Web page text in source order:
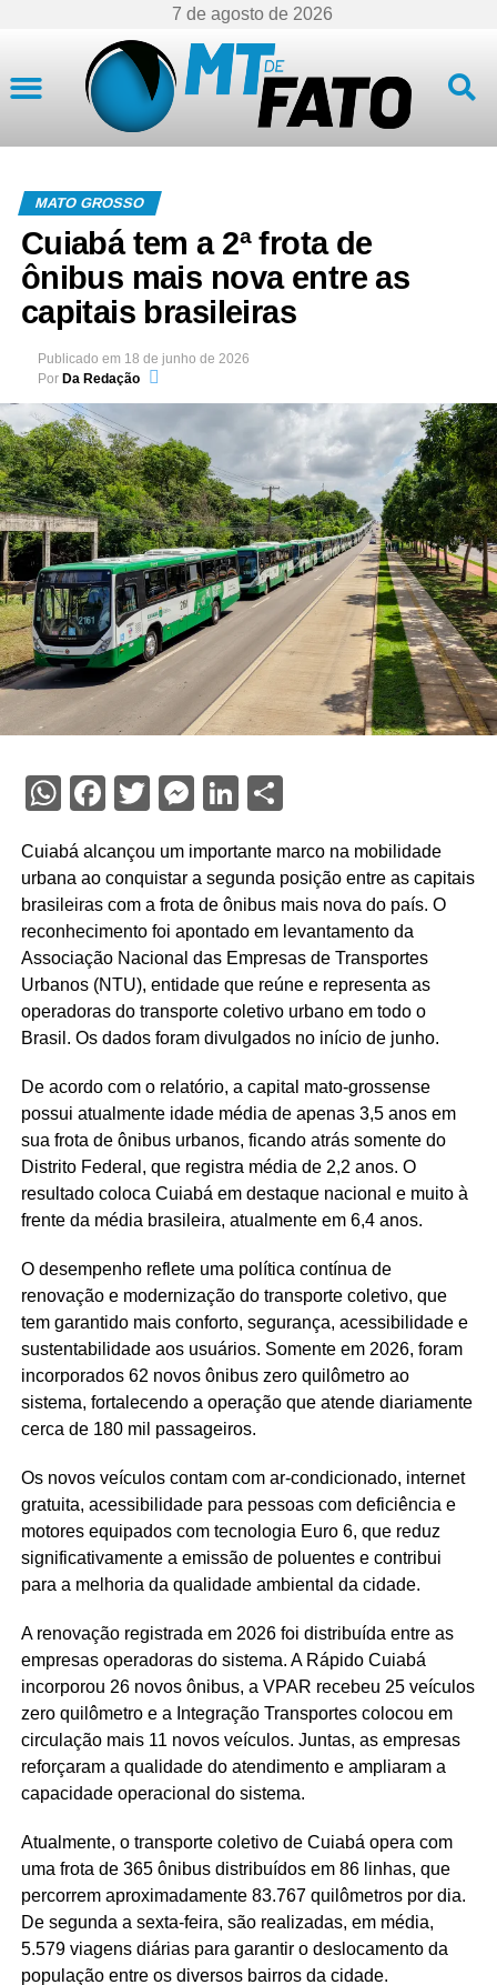
7 de agosto de 2026
MATO GROSSO
Cuiabá tem a 2ª frota de
ônibus mais nova entre as
capitais brasileiras
Publicado em 18 de junho de 2026
Por Da Redação
WhatsApp
Facebook
Twitter
Messenger
LinkedIn
Share
Cuiabá alcançou um importante marco na mobilidade
urbana ao conquistar a segunda posição entre as capitais
brasileiras com a frota de ônibus mais nova do país. O
reconhecimento foi apontado em levantamento da
Associação Nacional das Empresas de Transportes
Urbanos (NTU), entidade que reúne e representa as
operadoras do transporte coletivo urbano em todo o
Brasil. Os dados foram divulgados no início de junho.
De acordo com o relatório, a capital mato-grossense
possui atualmente idade média de apenas 3,5 anos em
sua frota de ônibus urbanos, ficando atrás somente do
Distrito Federal, que registra média de 2,2 anos. O
resultado coloca Cuiabá em destaque nacional e muito à
frente da média brasileira, atualmente em 6,4 anos.
O desempenho reflete uma política contínua de
renovação e modernização do transporte coletivo, que
tem garantido mais conforto, segurança, acessibilidade e
sustentabilidade aos usuários. Somente em 2026, foram
incorporados 62 novos ônibus zero quilômetro ao
sistema, fortalecendo a operação que atende diariamente
cerca de 180 mil passageiros.
Os novos veículos contam com ar-condicionado, internet
gratuita, acessibilidade para pessoas com deficiência e
motores equipados com tecnologia Euro 6, que reduz
significativamente a emissão de poluentes e contribui
para a melhoria da qualidade ambiental da cidade.
A renovação registrada em 2026 foi distribuída entre as
empresas operadoras do sistema. A Rápido Cuiabá
incorporou 26 novos ônibus, a VPAR recebeu 25 veículos
zero quilômetro e a Integração Transportes colocou em
circulação mais 11 novos veículos. Juntas, as empresas
reforçaram a qualidade do atendimento e ampliaram a
capacidade operacional do sistema.
Atualmente, o transporte coletivo de Cuiabá opera com
uma frota de 365 ônibus distribuídos em 86 linhas, que
percorrem aproximadamente 83.767 quilômetros por dia.
De segunda a sexta-feira, são realizadas, em média,
5.579 viagens diárias para garantir o deslocamento da
população entre os diversos bairros da cidade.